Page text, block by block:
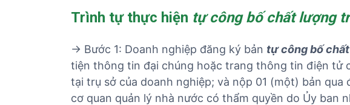
Trình tự thực hiện tự công bố chất lượng
→ Bước 1: Doanh nghiệp đăng ký bản tự công bố
tiện thông tin đại chúng hoặc trang thông tin điện tử
tại trụ sở của doanh nghiệp; và nộp 01 (một) bản
cơ quan quản lý nhà nước có thẩm quyền do Ủy ban